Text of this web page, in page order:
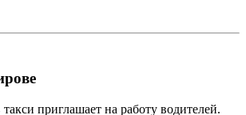
приглашает на работу водителей.